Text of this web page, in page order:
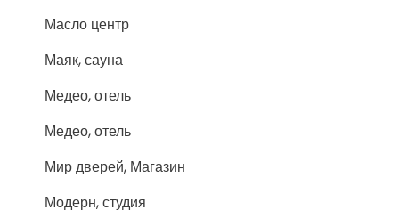
Масло центр
Маяк, сауна
Медео, отель
Медео, отель
Мир дверей, Магазин
Модерн, студия